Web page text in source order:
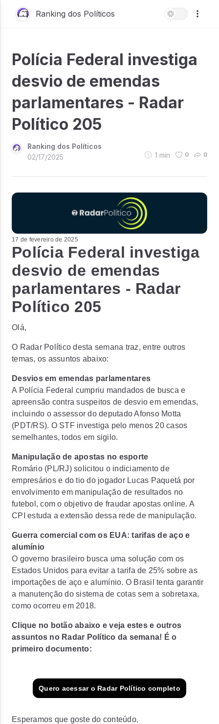
Ranking dos Políticos
Polícia Federal investiga
desvio de emendas
parlamentares - Radar
Político 205
Ranking dos Políticos
02/17/2025
1 min 0 0
17 de fevereiro de 2025
Polícia Federal investiga
desvio de emendas
parlamentares - Radar
Político 205
Olá,
O Radar Político desta semana traz, entre outros
temas, os assuntos abaixo:
Desvios em emendas parlamentares
A Polícia Federal cumpriu mandados de busca e
apreensão contra suspeitos de desvio em emendas,
incluindo o assessor do deputado Afonso Motta
(PDT/RS). O STF investiga pelo menos 20 casos
semelhantes, todos em sigilo.
Manipulação de apostas no esporte
Romário (PL/RJ) solicitou o indiciamento de
empresários e do tio do jogador Lucas Paquetá por
envolvimento em manipulação de resultados no
futebol, com o objetivo de fraudar apostas online. A
CPI estuda a extensão dessa rede de manipulação.
Guerra comercial com os EUA: tarifas de aço e
alumínio
O governo brasileiro busca uma solução com os
Estados Unidos para evitar atarifa de 25% sobre as
importações de aço e alumínio. O Brasil tenta garantir
a manutenção do sistema de cotas sem a sobretaxa,
como ocorreu em 2018.
Clique no botão abaixo e veja estes e outros
assuntos no Radar Político da semana! É o
primeiro documento:
Quero acessar o Radar Político completo
Esperamos que goste do conteúdo.